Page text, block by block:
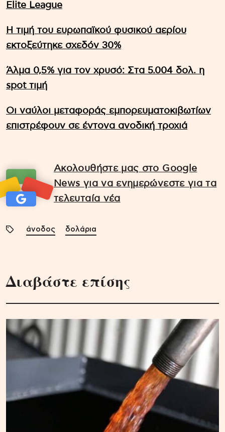
Elite League
Η τιμή του ευρωπαϊκού φυσικού αερίου
εκτοξεύτηκε σχεδόν 30%
Άλμα 0,5% για τον χρυσό: Στα 5.004 δολ. η
spot τιμή
Οι ναύλοι μεταφοράς εμπορευματοκιβωτίων
επιστρέφουν σε έντονα ανοδική τροχιά
Ακολουθήστε μας στο Google
News για να ενημερώνεστε για τα
τελευταία νέα
άνοδος δολάρια
Διαβάστε επίσης